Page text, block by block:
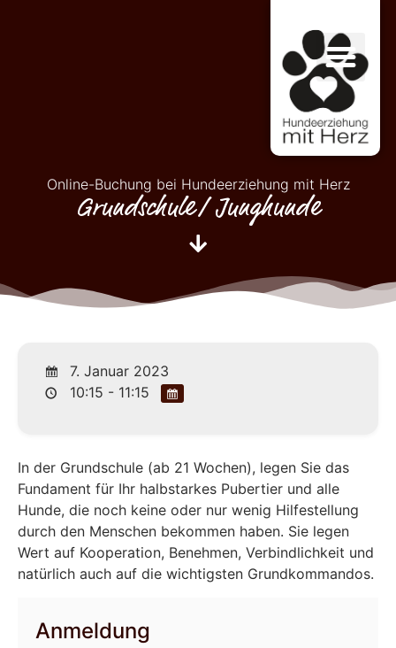
Online-Buchung bei Hundeerziehung mit Herz
Grundschule/ Junghunde
7. Januar 2023
10:15 - 11:15
In der Grundschule (ab 21 Wochen), legen Sie das
Fundament für Ihr halbstarkes Pubertier und alle
Hunde, die noch keine oder nur wenig Hilfestellung
durch den Menschen bekommen haben. Sie legen
Wert auf Kooperation, Benehmen, Verbindlichkeit und
natürlich auch auf die wichtigsten Grundkommandos.
Anmeldung